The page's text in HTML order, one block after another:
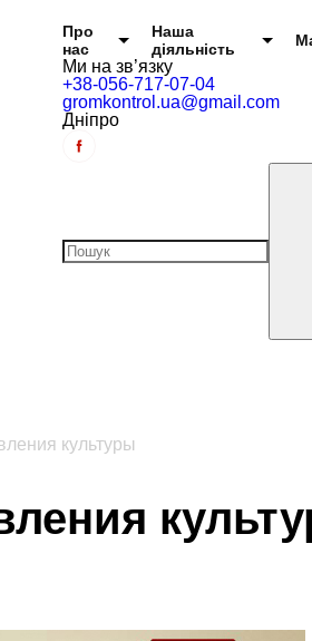
Головне меню
Про
нас
Наша
діяльність
Ми на зв’язку
+38-056-717-07-04
gromkontrol.ua@gmail.com
Дніпро
культуры